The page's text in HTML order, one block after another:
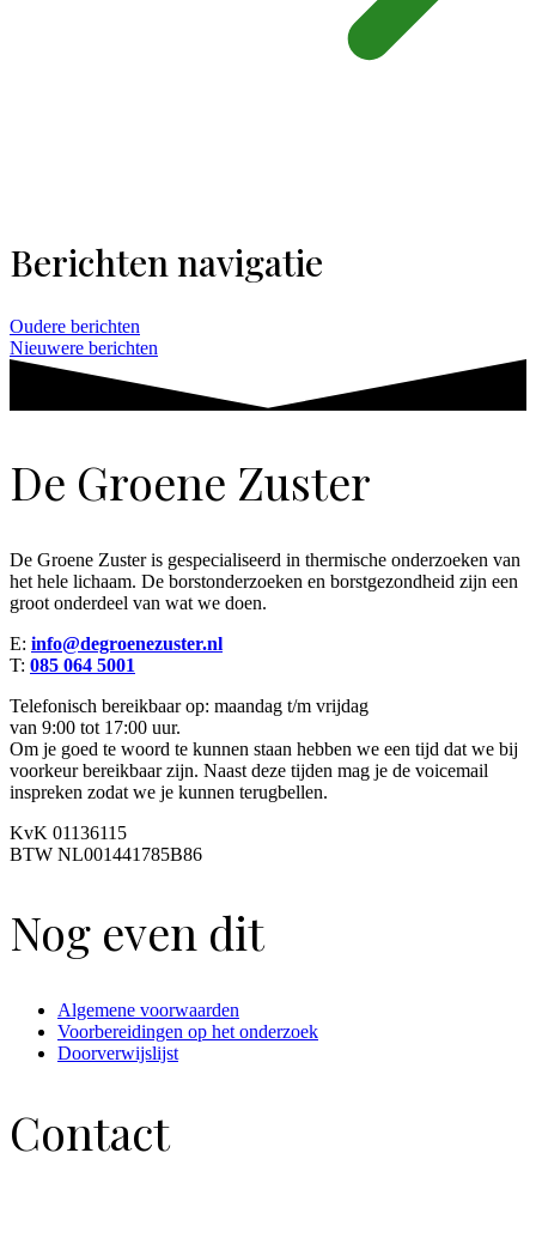
Berichten navigatie
Oudere berichten
Nieuwere berichten
De Groene Zuster
De Groene Zuster is gespecialiseerd in thermische onderzoeken van
het hele lichaam. De borstonderzoeken en borstgezondheid zijn een
groot onderdeel van wat we doen.
E: info@degroenezuster.nl
T: 085 064 5001
Telefonisch bereikbaar op: maandag t/m vrijdag
van 9:00 tot 17:00 uur.
Om je goed te woord te kunnen staan hebben we een tijd dat we bij
voorkeur bereikbaar zijn. Naast deze tijden mag je de voicemail
inspreken zodat we je kunnen terugbellen.
KvK 01136115
BTW NL001441785B86
Nog even dit
Algemene voorwaarden
Voorbereidingen op het onderzoek
Doorverwijslijst
Contact